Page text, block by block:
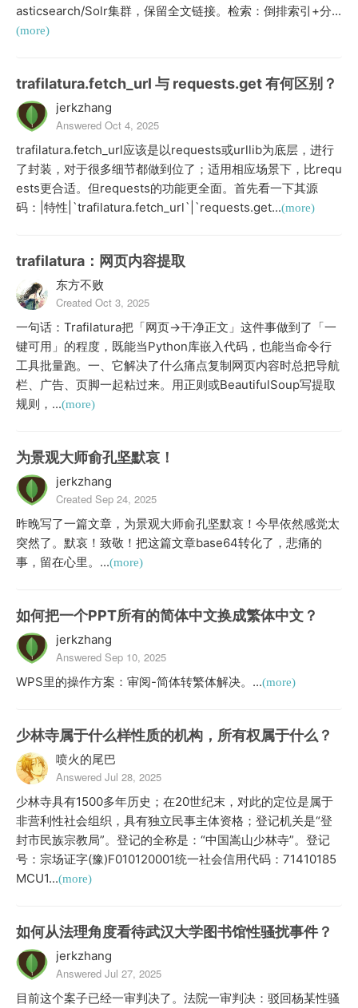
asticsearch/Solr集群，保留全文链接。检索：倒排索引+分...
(more)
trafilatura.fetch_url 与 requests.get 有何区别？
jerkzhang
Answered Oct 4, 2025
trafilatura.fetch_url应该是以requests或urllib为底层，进行
了封装，对于很多细节都做到位了；适用相应场景下，比requ
ests更合适。但requests的功能更全面。首先看一下其源
码：|特性|`trafilatura.fetch_url`|`requests.get...(more)
trafilatura：网页内容提取
东方不败
Created Oct 3, 2025
一句话：Trafilatura把「网页→干净正文」这件事做到了「一
键可用」的程度，既能当Python库嵌入代码，也能当命令行
工具批量跑。一、它解决了什么痛点复制网页内容时总把导航
栏、广告、页脚一起粘过来。用正则或BeautifulSoup写提取
规则，...(more)
为景观大师俞孔坚默哀！
jerkzhang
Created Sep 24, 2025
昨晚写了一篇文章，为景观大师俞孔坚默哀！今早依然感觉太
突然了。默哀！致敬！把这篇文章base64转化了，悲痛的
事，留在心里。...(more)
如何把一个PPT所有的简体中文换成繁体中文？
jerkzhang
Answered Sep 10, 2025
WPS里的操作方案：审阅-简体转繁体解决。...(more)
少林寺属于什么样性质的机构，所有权属于什么？
喷火的尾巴
Answered Jul 28, 2025
少林寺具有1500多年历史；在20世纪末，对此的定位是属于
非营利性社会组织，具有独立民事主体资格；登记机关是“登
封市民族宗教局”。登记的全称是：“中国嵩山少林寺”。登记
号：宗场证字(豫)F010120001统一社会信用代码：71410185
MCU1...(more)
如何从法理角度看待武汉大学图书馆性骚扰事件？
jerkzhang
Answered Jul 27, 2025
目前这个案子已经一审判决了。法院一审判决：驳回杨某性骚